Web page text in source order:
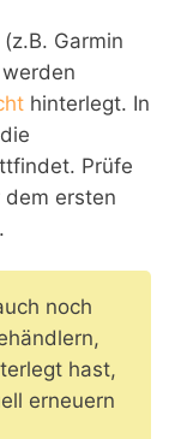
Garmin
werden
hinterlegt. In
Prüfe
ersten
noch
hast,
erneuern